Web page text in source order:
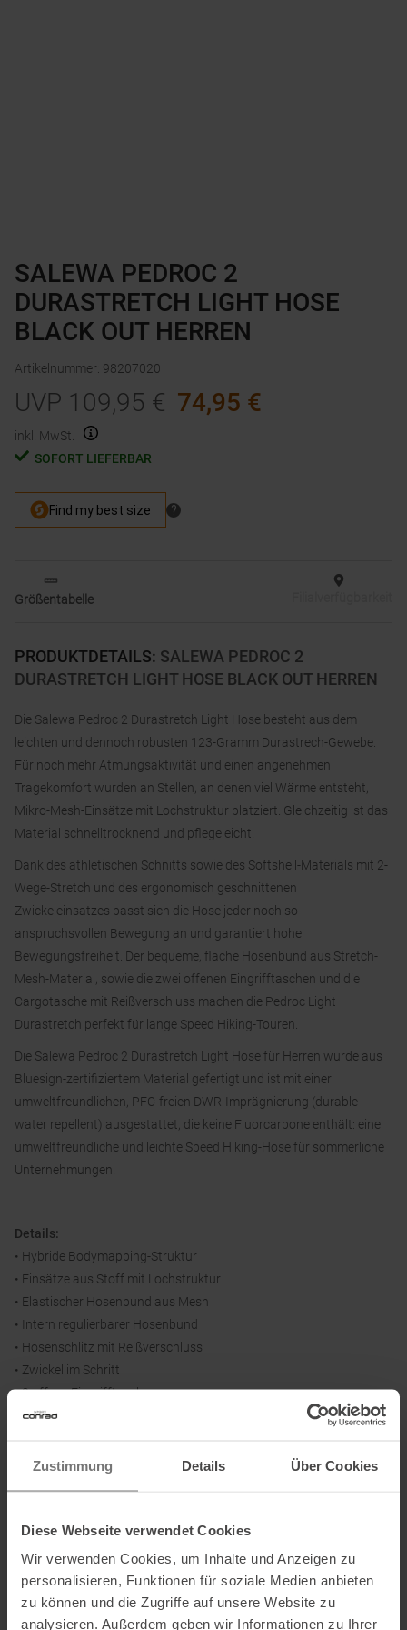
Zustimmung Details Über Cookies
Diese Webseite verwendet Cookies
Wir verwenden Cookies, um Inhalte und Anzeigen zu
personalisieren, Funktionen für soziale Medien anbieten
zu können und die Zugriffe auf unsere Website zu
analysieren. Außerdem geben wir Informationen zu Ihrer
PRODUKTDETAILS: SALEWA PEDROC 2
DURASTRETCH LIGHT HOSE BLACK OUT HERREN
Die Salewa Pedroc 2 Durastretch Light Hose besteht aus dem
leichten und dennoch robusten 123-Gramm Durastrech-Gewebe.
Für noch mehr Atmungsaktivität und einen angenehmen
Tragekomfort wurden an Stellen, an denen viel Wärme entsteht,
Mikro-Mesh-Einsätze mit Lochstruktur platziert. Gleichzeitig ist das
Material schnelltrocknend und pflegeleicht.
Dank des athletischen Schnitts sowie des Softshell-Materials mit 2-
Wege-Stretch und des ergonomisch geschnittenen
Zwickeleinsatzes passt sich die Hose jeder noch so
anspruchsvollen Bewegung an und garantiert hohe
Bewegungsfreiheit. Der bequeme, flache Hosenbund aus Stretch-
Mesh-Material, sowie die zwei offenen Eingrifftaschen und die
Cargotasche mit Reißverschluss machen die Pedroc Light
Durastretch perfekt für lange Speed Hiking-Touren.
Die Salewa Pedroc 2 Durastretch Light Hose für Herren wurde aus
Bluesign-zertifiziertem Material gefertigt und ist mit einer
umweltfreundlichen, PFC-freien DWR-Imprägnierung (durable
water repellent) ausgestattet, die keine Fluorcarbone enthält: eine
umweltfreundliche und leichte Speed Hiking-Hose für sommerliche
Unternehmungen.
Details:
• Hybride Bodymapping-Struktur
• Einsätze aus Stoff mit Lochstruktur
• Elastischer Hosenbund aus Mesh
• Intern regulierbarer Hosenbund
• Hosenschlitz mit Reißverschluss
• Zwickel im Schritt
• 2 offene Eingrifftaschen
• Cargo-Tasche mit Reißverschluss
84 % Polyamid, 16 % Elasthan
Informationen zu EU Verordnung GPSR
SALEWA PEDROC 2
DURASTRETCH LIGHT HOSE
BLACK OUT HERREN
Artikelnummer: 98207020
UVP 109,95 € 74,95 €
inkl. MwSt.
SOFORT LIEFERBAR
Größentabelle